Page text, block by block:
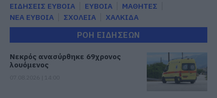
ΕΙΔΗΣΕΙΣ ΕΥΒΟΙΑ
ΕΥΒΟΙΑ
ΜΑΘΗΤΕΣ
ΝΕΑ ΕΥΒΟΙΑ
ΣΧΟΛΕΙΑ ΧΑΛΚΙΔΑ
ΡΟΗ ΕΙΔΗΣΕΩΝ
Νεκρός ανασύρθηκε 69χρονος
λουόμενος